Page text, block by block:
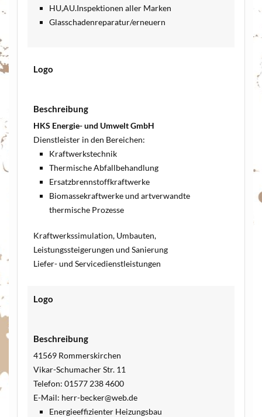
HU,AU.Inspektionen aller Marken
Glasschadenreparatur/erneuern
Logo
Beschreibung
HKS Energie- und Umwelt GmbH
Dienstleister in den Bereichen:
Kraftwerkstechnik
Thermische Abfallbehandlung
Ersatzbrennstoffkraftwerke
Biomassekraftwerke und artverwandte
thermische Prozesse
Kraftwerkssimulation, Umbauten,
Leistungssteigerungen und Sanierung
Liefer- und Servicedienstleistungen
Logo
Beschreibung
41569 Rommerskirchen
Vikar-Schumacher Str. 11
Telefon: 01577 238 4600
E-Mail: herr-becker@web.de
Energieeffizienter Heizungsbau